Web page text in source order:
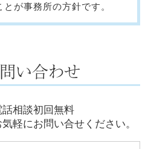
が事務所の方針です。
話相談初回無料
軽にお問い合せください。